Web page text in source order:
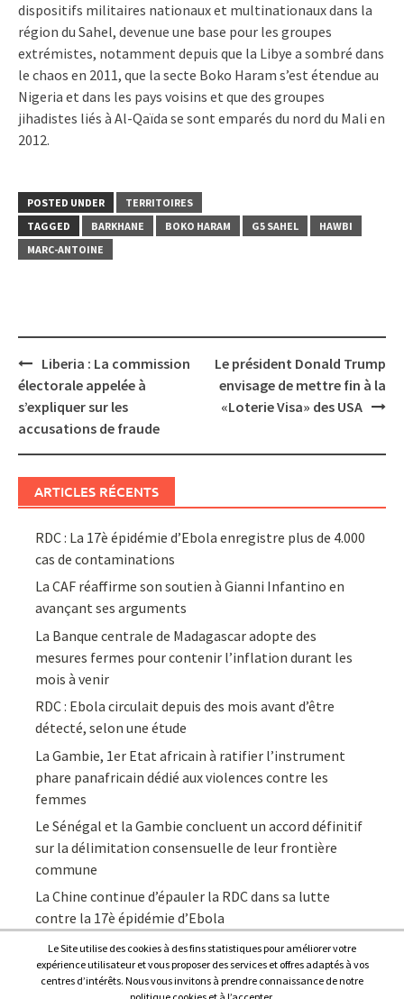
dispositifs militaires nationaux et multinationaux dans la
région du Sahel, devenue une base pour les groupes
extrémistes, notamment depuis que la Libye a sombré dans
le chaos en 2011, que la secte Boko Haram s’est étendue au
Nigeria et dans les pays voisins et que des groupes
jihadistes liés à Al-Qaïda se sont emparés du nord du Mali en
2012.
POSTED UNDER
TERRITOIRES
TAGGED
BARKHANE BOKO HARAM G5 SAHEL
HAWBI
MARC-ANTOINE
Post
navigation
Liberia : La commission
électorale appelée à
s’expliquer sur les
accusations de fraude
Le président Donald Trump
envisage de mettre fin à la
«Loterie Visa» des USA
ARTICLES RÉCENTS
RDC : La 17è épidémie d’Ebola enregistre plus de 4.000
cas de contaminations
La CAF réaffirme son soutien à Gianni Infantino en
avançant ses arguments
La Banque centrale de Madagascar adopte des
mesures fermes pour contenir l’inflation durant les
mois à venir
RDC : Ebola circulait depuis des mois avant d’être
détecté, selon une étude
La Gambie, 1er Etat africain à ratifier l’instrument
phare panafricain dédié aux violences contre les
femmes
Le Sénégal et la Gambie concluent un accord définitif
sur la délimitation consensuelle de leur frontière
commune
La Chine continue d’épauler la RDC dans sa lutte
contre la 17è épidémie d’Ebola
Le Site utilise des cookies à des fins statistiques pour améliorer votre
expérience utilisateur et vous proposer des services et offres adaptés à vos
centres d’intérêts. Nous vous invitons à prendre connaissance de notre